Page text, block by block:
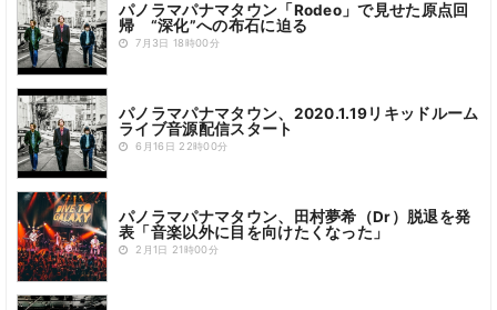
パノラマパナマタウン「Rodeo」で見せた原点回
帰 “深化”への布石に迫る
7月3日 18時00分
パノラマパナマタウン、2020.1.19リキッドルーム
ライブ音源配信スタート
6月16日 22時00分
パノラマパナマタウン、田村夢希（Dr）脱退を発
表「音楽以外に目を向けたくなった」
2月1日 21時00分